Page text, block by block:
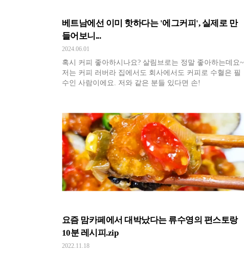
베트남에선 이미 핫하다는 '에그커피', 실제로 만
들어보니...
2024.06.01
혹시 커피 좋아하시나요? 살림브로는 정말 좋아하는데요~
저는 커피 러버라 집에서도 회사에서도 커피로 수혈은 필
수인 사람이에요. 저와 같은 분들 있다면 손!
요즘 맘카페에서 대박났다는 류수영의 편스토랑
10분 레시피.zip
2022.11.18